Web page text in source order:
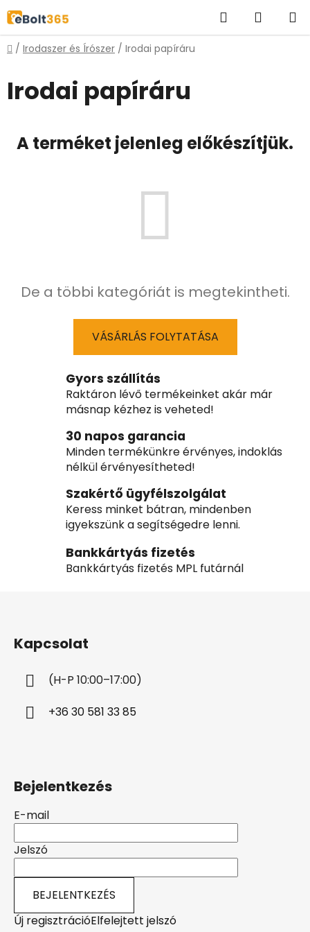
Ugrás
fő
tartalomhoz
KeresésKOSÁR
Kezdőlap
/ Irodaszer és Írószer / Irodai papíráru
Irodai papíráru
A terméket jelenleg előkészítjük.
De a többi kategóriát is megtekintheti.
VÁSÁRLÁS FOLYTATÁSA
Gyors szállítás
Raktáron lévő termékeinket akár már
másnap kézhez is veheted!
30 napos garancia
Minden termékünkre érvényes, indoklás
nélkül érvényesítheted!
Szakértő ügyfélszolgálat
Keress minket bátran, mindenben
igyekszünk a segítségedre lenni.
Bankkártyás fizetés
Bankkártyás fizetés MPL futárnál
Kapcsolat
(H-P 10:00–17:00)
+36 30 581 33 85
Bejelentkezés
E-mail
Jelszó
BEJELENTKEZÉS
Új regisztrációElfelejtett jelszó